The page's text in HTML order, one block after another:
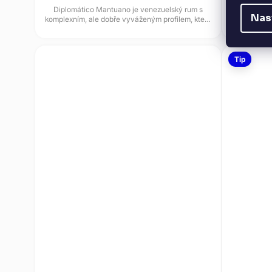
Diplomático Mantuano je venezuelský rum s
komplexním, ale dobře vyváženým profilem, který
Dictador
Tip